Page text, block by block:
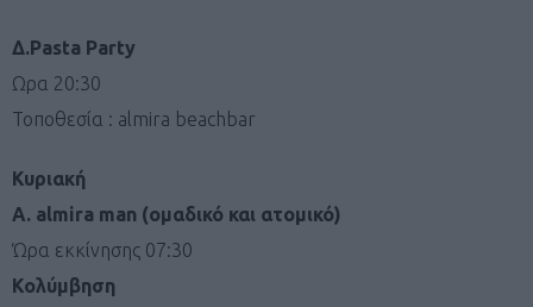
Δ.Pasta Ρarty
Ωρα 20:30
Τοποθεσία : almira beachbar
Κυριακή
Α. almira man (ομαδικό και ατομικό)
Ώρα εκκίνησης 07:30
Κολύμβηση